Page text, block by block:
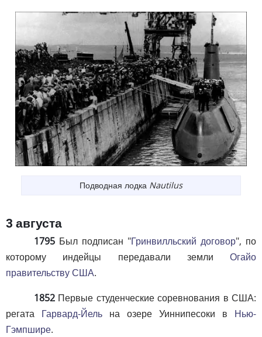
Подводная лодка Nautilus
3 августа
1795 Был подписан "Гринвилльский договор", по
которому индейцы передавали земли Огайо
правительству США.
1852 Первые студенческие соревнования в США:
регата Гарвард-Йель на озере Уиннипесоки в Нью-
Гэмпшире.